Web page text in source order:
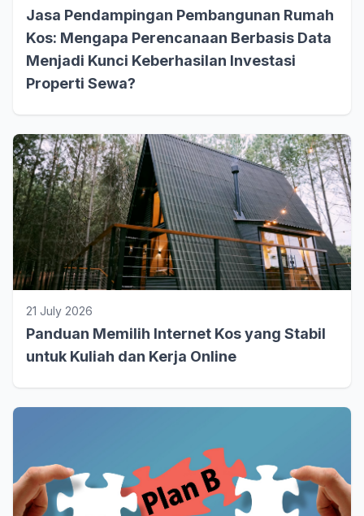
Jasa Pendampingan Pembangunan Rumah
Kos: Mengapa Perencanaan Berbasis Data
Menjadi Kunci Keberhasilan Investasi
Properti Sewa?
21 July 2026
Panduan Memilih Internet Kos yang Stabil
untuk Kuliah dan Kerja Online